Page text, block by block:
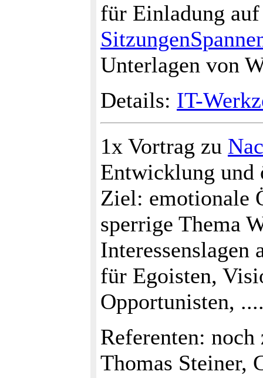
für Einladung
Unterlagen von
Details: IT-
1x Vortrag zu
Entwicklung und
Ziel: emotionale
sperrige Thema
Interessenslagen
für Egoisten,
Opportunisten,
Referenten:
Thomas Steiner,